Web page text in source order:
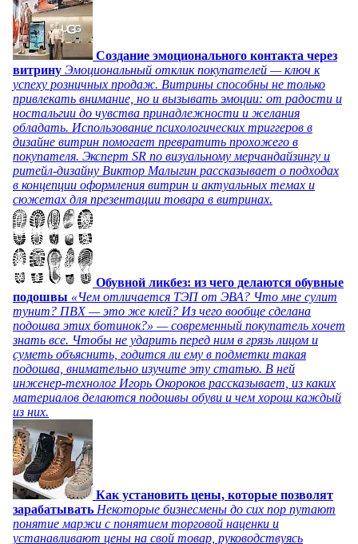
Создание эмоционального контакта через
витрину Эмоциональный отклик покупателей — ключ к
успеху розничных продаж. Витрины способны не только
привлекать внимание, но и вызывать эмоции: от радости и
ностальгии до чувства принадлежности и желания
обладать. Использование психологических триггеров в
дизайне витрин помогает превратить прохожего в
покупателя. Эксперт SR по визуальному мерчандайзингу и
ритейл-дизайну Виктор Малыгин рассказывает о подходах
в концепции оформления витрин и актуальных темах и
сюжетах для презентации товара в витринах.
Обувной ликбез: из чего делаются обувные
подошвы «Чем отличается ТЭП от ЭВА? Что мне сулит
тунит? ПВХ — это же клей? Из чего вообще сделана
подошва этих ботинок?» — современный покупатель хочет
знать все. Чтобы не ударить перед ним в грязь лицом и
суметь объяснить, годится ли ему в подметки такая
подошва, внимательно изучите эту статью. В ней
инженер-технолог Игорь Окороков рассказывает, из каких
материалов делаются подошвы обуви и чем хорош каждый
из них.
Как установить цены, которые позволят
зарабатывать Некоторые бизнесмены до сих пор путают
понятие маржи с понятием торговой наценки и
устанавливают цены на свой товар, руководствуясь